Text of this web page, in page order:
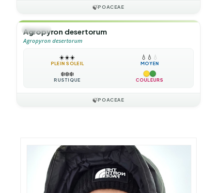
🍃POACEAE
🌿HERBE
Agropyron desertorum
Agropyron desertorum
☀️☀️☀️
PLEIN SOLEIL
💧 💧 💧
MOYEN
❄️❄️❄️
RUSTIQUE COULEURS
🍃POACEAE